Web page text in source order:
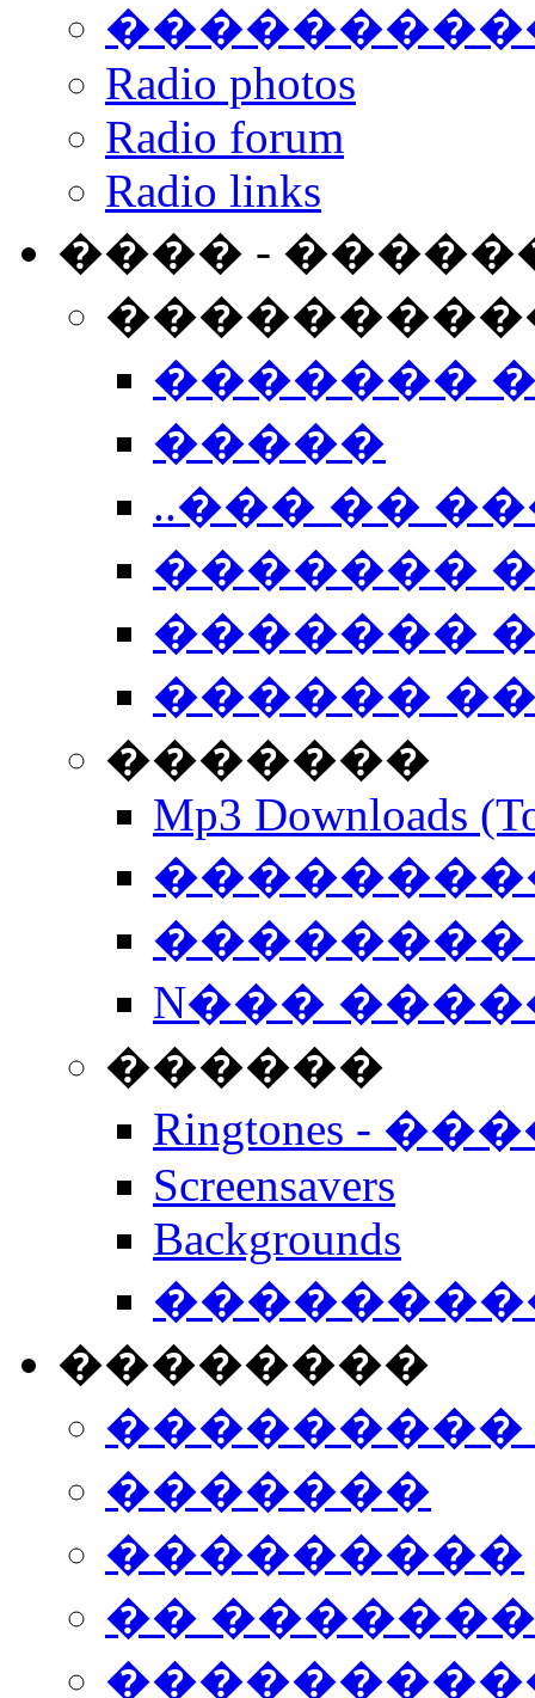
Radio photos
Radio forum
Radio links
���� -
�������
�����
..��� ��
�������
�������
������
�������
Mp3 Downloads
��������
N���
������
Ringtones -
Screensavers
Backgrounds
��������
���������
�������
���������
��